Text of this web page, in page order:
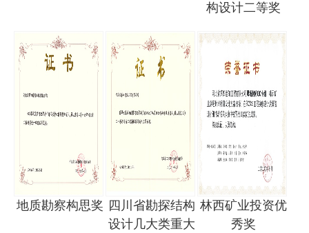
构设计二等奖
地质勘察构思奖 四川省勘探结构
设计几大类重大
林西矿业投资优
秀奖